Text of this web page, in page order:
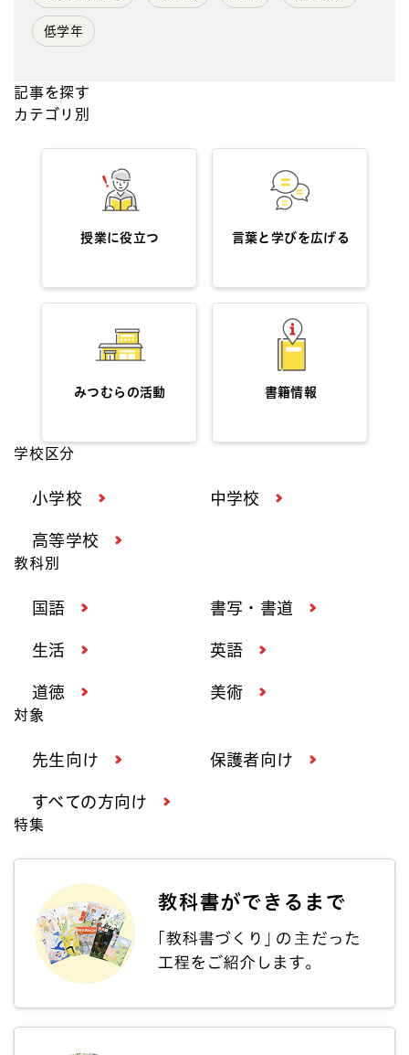
低学年
記事を探す
カテゴリ別
授業に役立つ 言葉と学びを広げる
みつむらの活動 書籍情報
学校区分
小学校 中学校
高等学校
教科別
国語 書写・書道
生活 英語
道徳 美術
対象
先生向け 保護者向け
すべての方向け
特集